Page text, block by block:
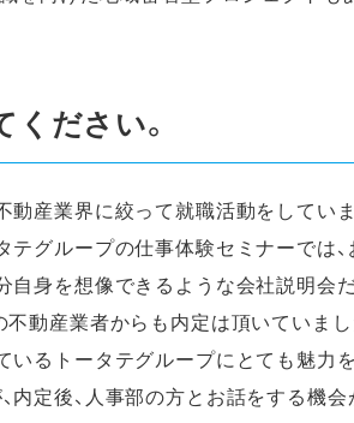
ださい。
動産業界に絞って就職活動をしてい
テグループの仕事体験セミナーでは
自身を想像できるような会社説明会
動産業者からも内定は頂いていまし
いるトータテグループにとても魅力
定後、人事部の方とお話をする機会